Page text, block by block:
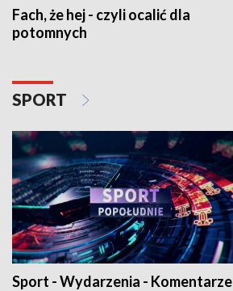
Fach, że hej - czyli ocalić dla
potomnych
SPORT
Sport - Wydarzenia - Komentarze